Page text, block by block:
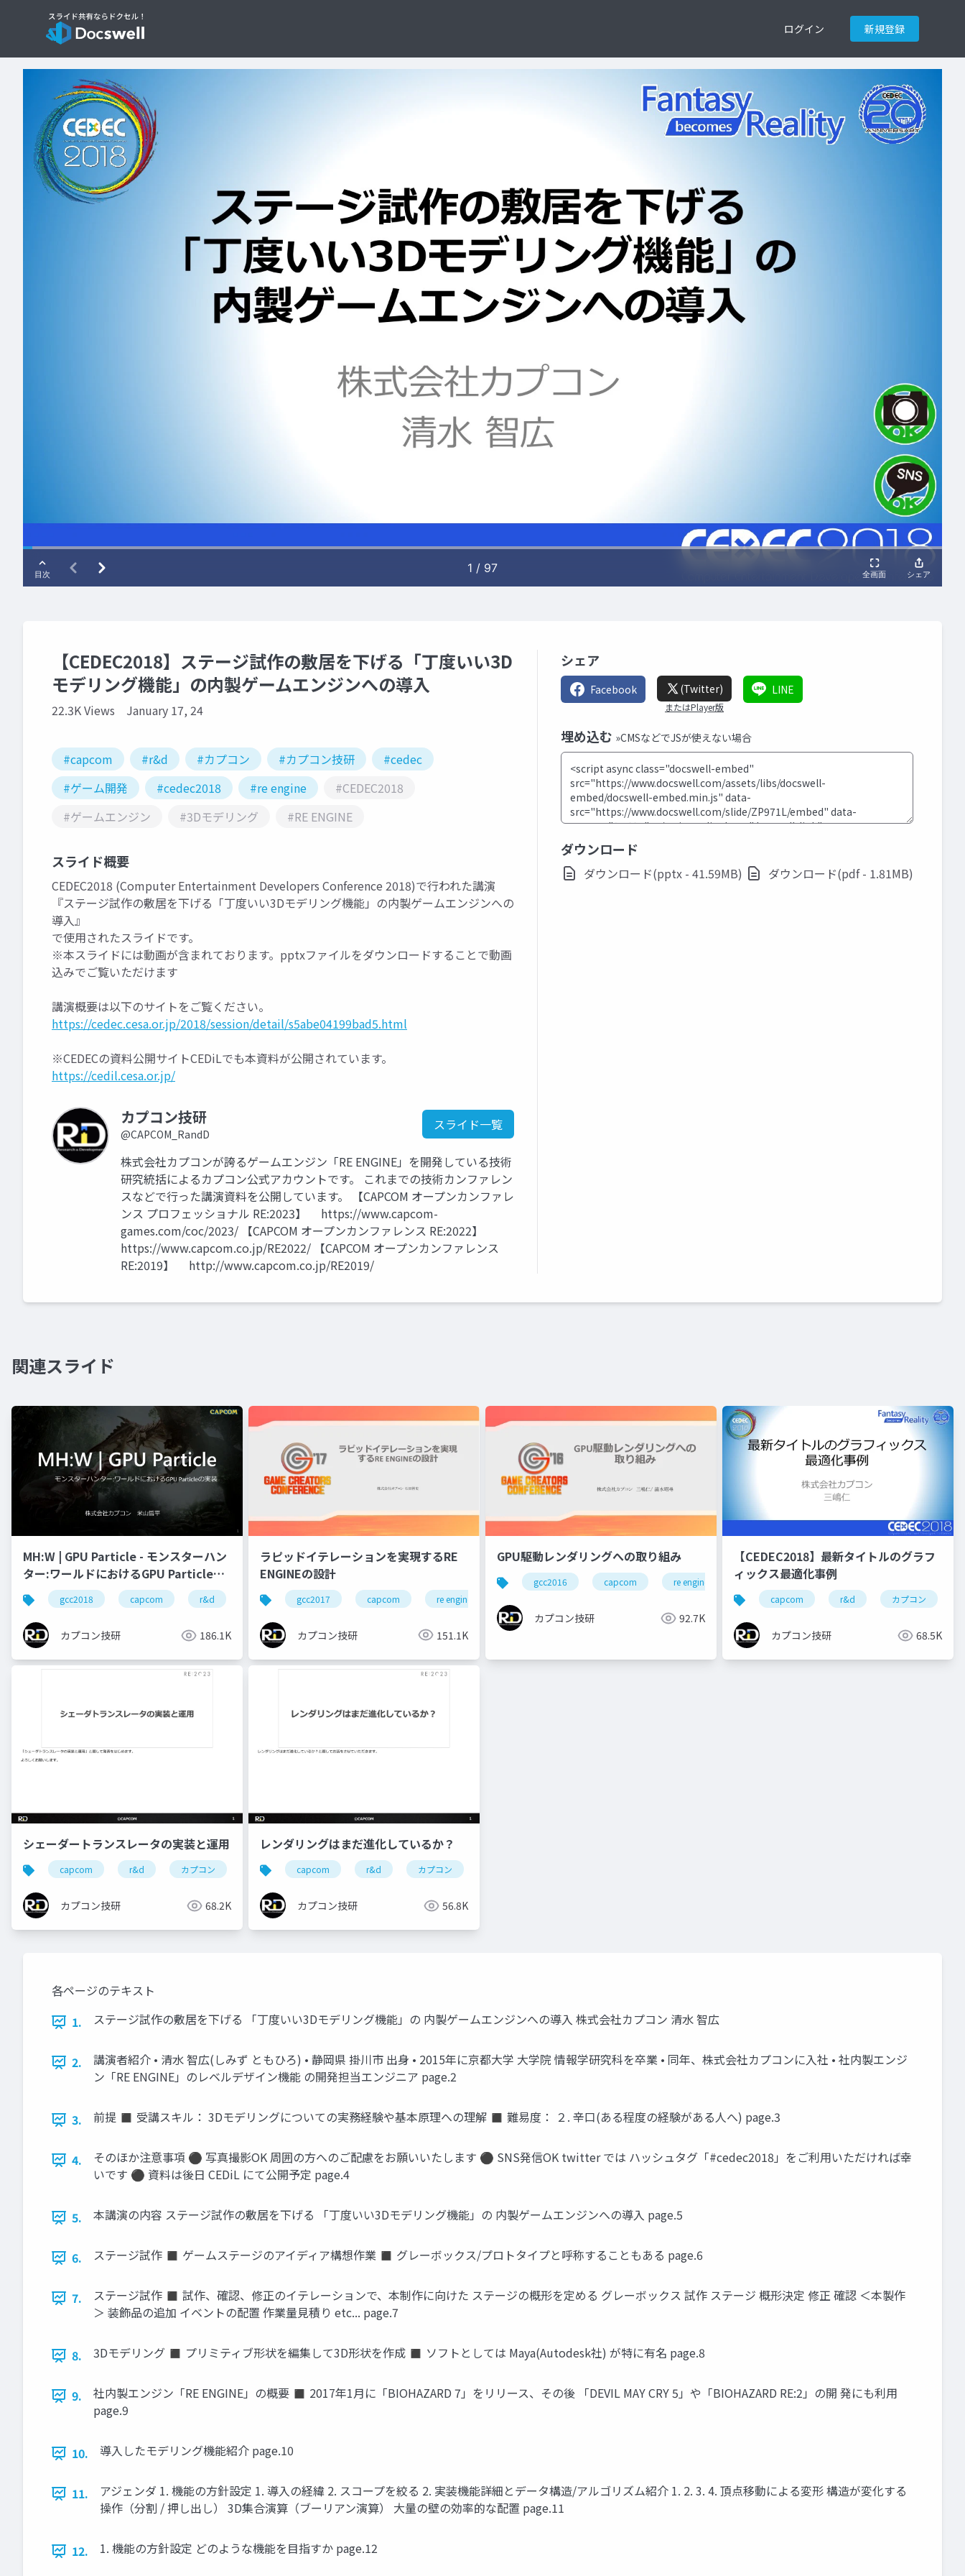
ログイン 新規登録
【CEDEC2018】ステージ試作の敷居を下げる「丁度いい3D
モデリング機能」の内製ゲームエンジンへの導入
22.3K Views January 17, 24
#capcom #r&d #カプコン #カプコン技研
#cedec
#ゲーム開発
#cedec2018 #re engine
#CEDEC2018
#ゲームエンジン
#3Dモデリング #RE ENGINE
スライド概要
CEDEC2018 (Computer Entertainment Developers Conference 2018)で行われた講演
『ステージ試作の敷居を下げる「丁度いい3Dモデリング機能」の内製ゲームエンジンへの
導入』
で使用されたスライドです。
※本スライドには動画が含まれております。pptxファイルをダウンロードすることで動画
込みでご覧いただけます
講演概要は以下のサイトをご覧ください。
https://cedec.cesa.or.jp/2018/session/detail/s5abe04199bad5.html
※CEDECの資料公開サイトCEDiLでも本資料が公開されています。
https://cedil.cesa.or.jp/
カプコン技研
@CAPCOM_RandD
スライド一覧
株式会社カプコンが誇るゲームエンジン「RE ENGINE」を開発している技術
研究統括によるカプコン公式アカウントです。 これまでの技術カンファレン
スなどで行った講演資料を公開しています。 【CAPCOM オープンカンファレ
ンス プロフェッショナル RE:2023】 https://www.capcom-
games.com/coc/2023/ 【CAPCOM オープンカンファレンス RE:2022】
https://www.capcom.co.jp/RE2022/ 【CAPCOM オープンカンファレンス
RE:2019】 http://www.capcom.co.jp/RE2019/
シェア
Facebook (Twitter)
またはPlayer版
LINE
埋め込む »CMSなどでJSが使えない場合
ダウンロード
ダウンロード(pptx - 41.59MB) ダウンロード(pdf - 1.81MB)
関連スライド
MH:W | GPU Particle - モンスターハン
ター:ワールドにおけるGPU Particleの
実装
gcc2018 capcom r&d カプコン カプコン技研
カプコン技研 186.1K
ラピッドイテレーションを実現するRE
ENGINEの設計
gcc2017 capcom re engine
カプコン技研 151.1K
GPU駆動レンダリングへの取り組み
gcc2016 capcom re engine r&d カプコン
カプコン技研 92.7K
【CEDEC2018】最新タイトルのグラフ
ィックス最適化事例
capcom r&d カプコン
カプコン技研 68.5K
シェーダートランスレータの実装と運用
capcom r&d カプコン カプコン技研 re engine re:2023
カプコン技研 68.2K
レンダリングはまだ進化しているか？
capcom r&d カプコン
カプコン技研 56.8K
各ページのテキスト
1.
ステージ試作の敷居を下げる 「丁度いい3Dモデリング機能」の 内製ゲームエンジンへの導入 株式会社カプコン 清水 智広
2.
講演者紹介 • 清水 智広(しみず ともひろ) • 静岡県 掛川市 出身 • 2015年に京都大学 大学院 情報学研究科を卒業 • 同年、株式会社カプコンに入社 • 社内製エンジ
ン「RE ENGINE」のレベルデザイン機能 の開発担当エンジニア page.2
3. 前提 ◼ 受講スキル： 3Dモデリングについての実務経験や基本原理への理解 ◼ 難易度： ２. 辛口(ある程度の経験がある人へ) page.3
4.
そのほか注意事項 ⚫ 写真撮影OK 周囲の方へのご配慮をお願いいたします ⚫ SNS発信OK twitter では ハッシュタグ「#cedec2018」をご利用いただければ幸
いです ⚫ 資料は後日 CEDiL にて公開予定 page.4
5. 本講演の内容 ステージ試作の敷居を下げる 「丁度いい3Dモデリング機能」の 内製ゲームエンジンへの導入 page.5
6. ステージ試作 ◼ ゲームステージのアイディア構想作業 ◼ グレーボックス/プロトタイプと呼称することもある page.6
7.
ステージ試作 ◼ 試作、確認、修正のイテレーションで、本制作に向けた ステージの概形を定める グレーボックス 試作 ステージ 概形決定 修正 確認 ＜本製作
＞ 装飾品の追加 イベントの配置 作業量見積り etc... page.7
8. 3Dモデリング ◼ プリミティブ形状を編集して3D形状を作成 ◼ ソフトとしては Maya(Autodesk社) が特に有名 page.8
9.
社内製エンジン「RE ENGINE」の概要 ◼ 2017年1月に「BIOHAZARD 7」をリリース、その後 「DEVIL MAY CRY 5」や「BIOHAZARD RE:2」の開 発にも利用
page.9
10. 導入したモデリング機能紹介 page.10
11.
アジェンダ 1. 機能の方針設定 1. 導入の経緯 2. スコープを絞る 2. 実装機能詳細とデータ構造/アルゴリズム紹介 1. 2. 3. 4. 頂点移動による変形 構造が変化する
操作（分割 / 押し出し） 3D集合演算（ブーリアン演算） 大量の壁の効率的な配置 page.11
12. 1. 機能の方針設定 どのような機能を目指すか page.12